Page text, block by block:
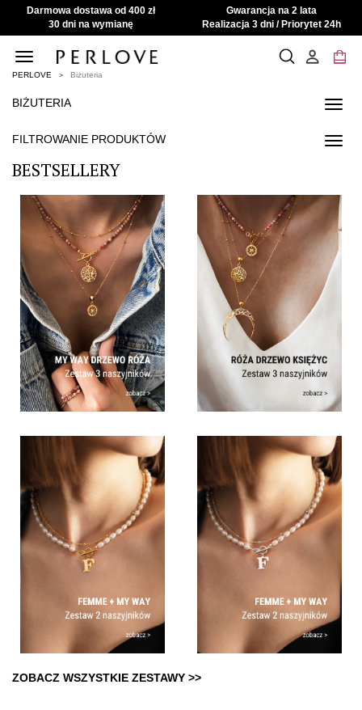
Darmowa dostawa od 400 zł
Gwarancja na 2 lata
30 dni na wymianę
Realizacja 3 dni / Priorytet 24h
Toggle
navigation
PERLOVE Biżuteria
BIŻUTERIA
FILTROWANIE PRODUKTÓW
BESTSELLERY
ZOBACZ WSZYSTKIE ZESTAWY >>